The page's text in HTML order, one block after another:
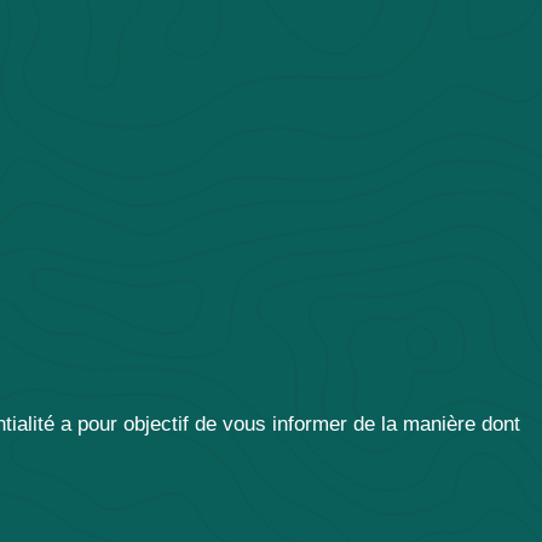
a pour objectif de vous informer de la manière dont